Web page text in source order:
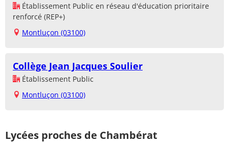
Établissement Public en réseau d'éducation prioritaire
renforcé (REP+)
Montluçon (03100)
Collège Jean Jacques Soulier
Établissement Public
Montluçon (03100)
Lycées proches de Chambérat